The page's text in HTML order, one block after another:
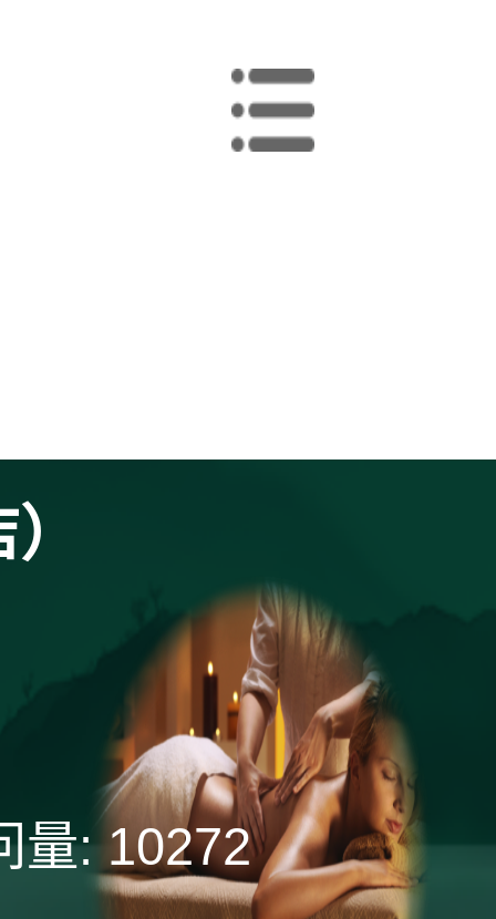
量: 10272